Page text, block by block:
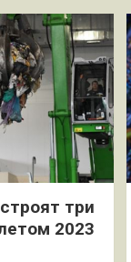
три
2023